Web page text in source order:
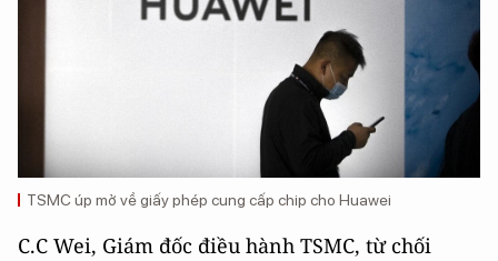
TSMC úp mở về giấy phép cung cấp chip cho Huawei
C.C Wei, Giám đốc điều hành TSMC, từ chối